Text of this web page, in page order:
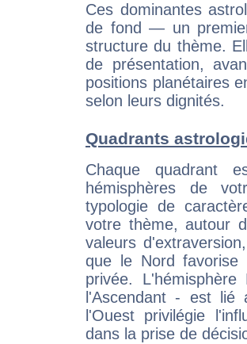
Ces dominantes
de fond — un
structure du thème.
de présentation,
positions planétaires
selon leurs dignités.
Quadrants
Chaque quadrant
hémisphères de
typologie de
votre thème, autour
valeurs
que le Nord favorise
privée.
l'Ascendant - est
l'Ouest privilégie
dans la prise de